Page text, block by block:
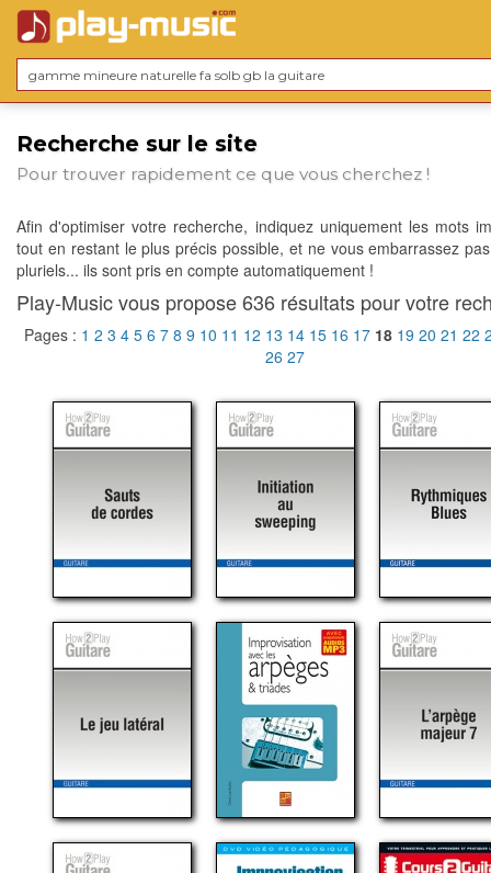
Recherche sur le site
Pour trouver rapidement ce que vous cherchez !
Afin d'optimiser votre recherche, indiquez uniquement les mots
tout en restant le plus précis possible, et ne vous embarrassez
pluriels... ils sont pris en compte automatiquement !
Play-Music vous propose 636 résultats pour votre
Pages : 1 2 3 4 5 6 7 8 9 10 11 12 13 14 15 16 17 18 19 20 21 22
26 27